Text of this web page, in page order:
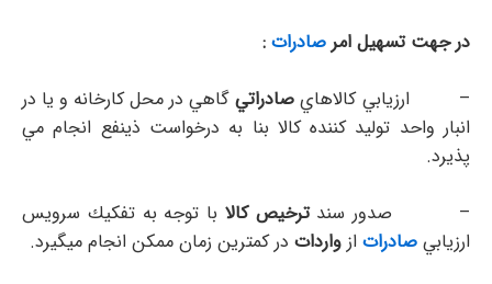
در جهت تسهيل امرصادرات:
– ارزيابي كالاهايصادراتيگاهي در محل كارخانه و يا در
انبار واحد توليد كننده كالا بنا به درخواست ذينفع انجام مي
پذيرد.
– صدور سندترخيص كالا با توجه به تفكيك سرويس
ارزيابيصادرات ازواردات در كمترين زمان ممكن انجام ميگيرد.